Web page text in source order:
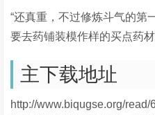
“还真重，不过修炼斗气的第
要去药铺装模作样的买点药
主下载地址
http://www.biqugse.org/